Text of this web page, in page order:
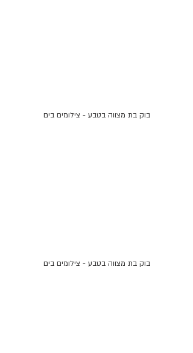
בוק בת מצווה בטבע - צילומים בים
בוק בת מצווה בטבע - צילומים בים